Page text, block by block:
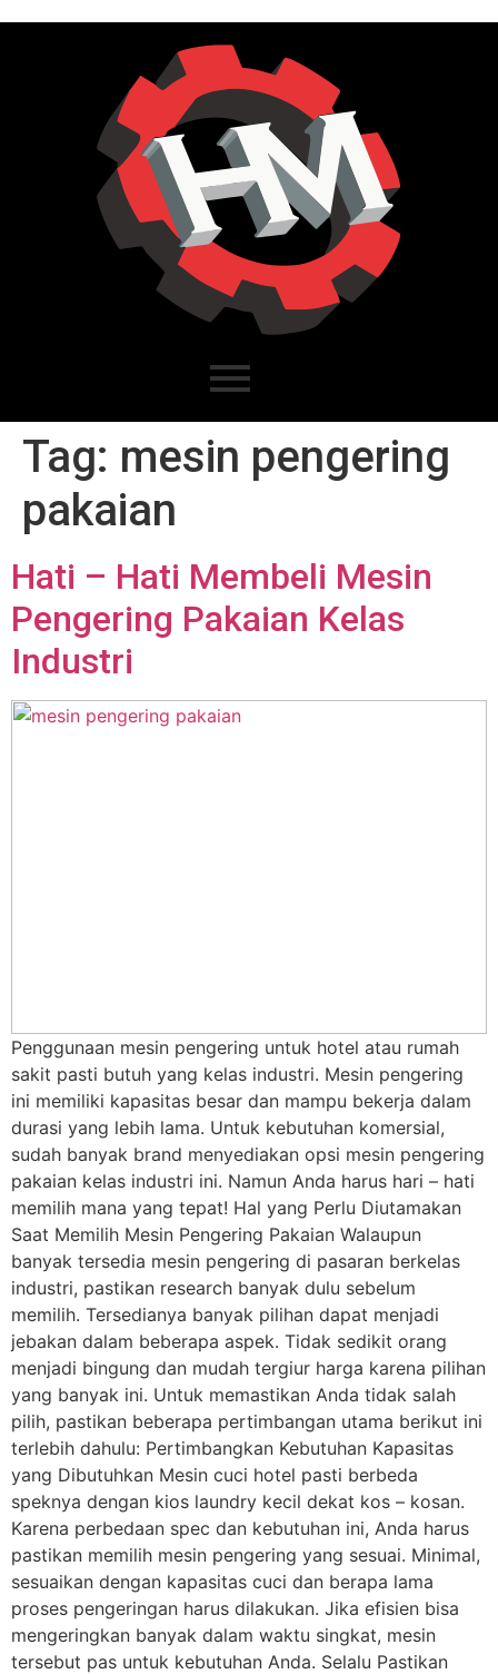
Tag: mesin pengering
pakaian
Hati – Hati Membeli Mesin
Pengering Pakaian Kelas
Industri
Penggunaan mesin pengering untuk hotel atau rumah
sakit pasti butuh yang kelas industri. Mesin pengering
ini memiliki kapasitas besar dan mampu bekerja dalam
durasi yang lebih lama. Untuk kebutuhan komersial,
sudah banyak brand menyediakan opsi mesin pengering
pakaian kelas industri ini. Namun Anda harus hari – hati
memilih mana yang tepat! Hal yang Perlu Diutamakan
Saat Memilih Mesin Pengering Pakaian Walaupun
banyak tersedia mesin pengering di pasaran berkelas
industri, pastikan research banyak dulu sebelum
memilih. Tersedianya banyak pilihan dapat menjadi
jebakan dalam beberapa aspek. Tidak sedikit orang
menjadi bingung dan mudah tergiur harga karena pilihan
yang banyak ini. Untuk memastikan Anda tidak salah
pilih, pastikan beberapa pertimbangan utama berikut ini
terlebih dahulu: Pertimbangkan Kebutuhan Kapasitas
yang Dibutuhkan Mesin cuci hotel pasti berbeda
speknya dengan kios laundry kecil dekat kos – kosan.
Karena perbedaan spec dan kebutuhan ini, Anda harus
pastikan memilih mesin pengering yang sesuai. Minimal,
sesuaikan dengan kapasitas cuci dan berapa lama
proses pengeringan harus dilakukan. Jika efisien bisa
mengeringkan banyak dalam waktu singkat, mesin
tersebut pas untuk kebutuhan Anda. Selalu Pastikan